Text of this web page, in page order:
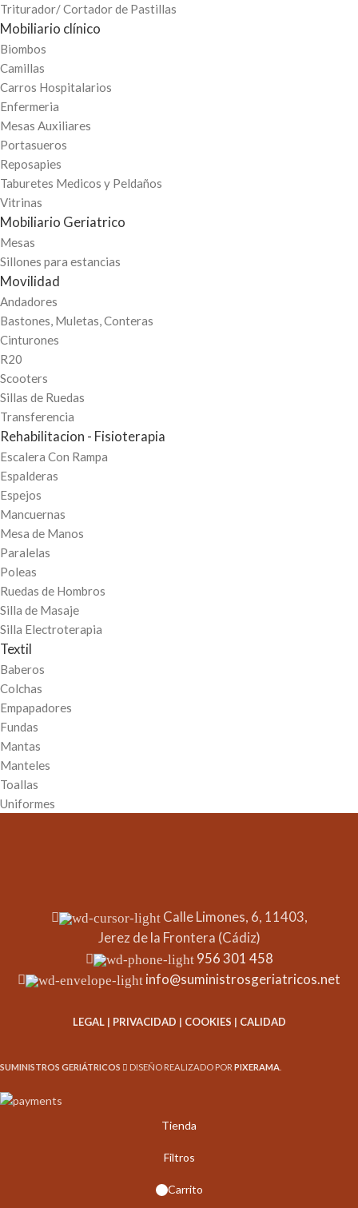
Triturador/ Cortador de Pastillas
Mobiliario clínico
Biombos
Camillas
Carros Hospitalarios
Enfermeria
Mesas Auxiliares
Portasueros
Reposapies
Taburetes Medicos y Peldaños
Vitrinas
Mobiliario Geriatrico
Mesas
Sillones para estancias
Movilidad
Andadores
Bastones, Muletas, Conteras
Cinturones
R20
Scooters
Sillas de Ruedas
Transferencia
Rehabilitacion - Fisioterapia
Escalera Con Rampa
Espalderas
Espejos
Mancuernas
Mesa de Manos
Paralelas
Poleas
Ruedas de Hombros
Silla de Masaje
Silla Electroterapia
Textil
Baberos
Colchas
Empapadores
Fundas
Mantas
Manteles
Toallas
Uniformes
Calle Limones, 6, 11403,
Jerez de la Frontera (Cádiz)
956 301 458
info@suministrosgeriatricos.net
LEGAL| PRIVACIDAD | COOKIES | CALIDAD
SUMINISTROS GERIÁTRICOS DISEÑO REALIZADO POR PIXERAMA
Tienda
Filtros
Carrito